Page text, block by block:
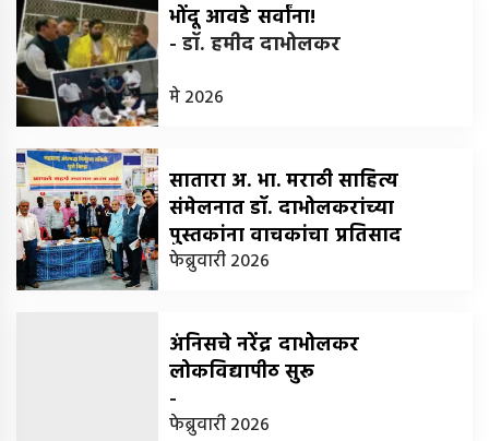
भोंदू आवडे सर्वांना!
-डॉ. हमीद दाभोलकर
मे 2026
सातारा अ. भा. मराठी साहित्य
संमेलनात डॉ. दाभोलकरांच्या
पुस्तकांना वाचकांचा प्रतिसाद
-श्रीपाल ललवाणी
फेब्रुवारी 2026
अंनिसचे नरेंद्र दाभोलकर
लोकविद्यापीठ सुरू
-
फेब्रुवारी 2026